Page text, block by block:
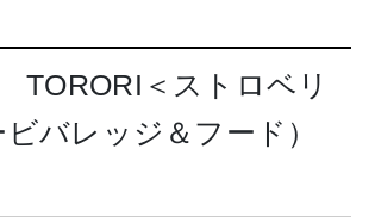
＜ストロベリ
バレッジ＆フード）